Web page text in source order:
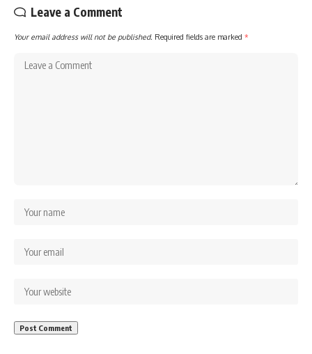
Leave a Comment
Your email address will not be published. Required fields are marked *